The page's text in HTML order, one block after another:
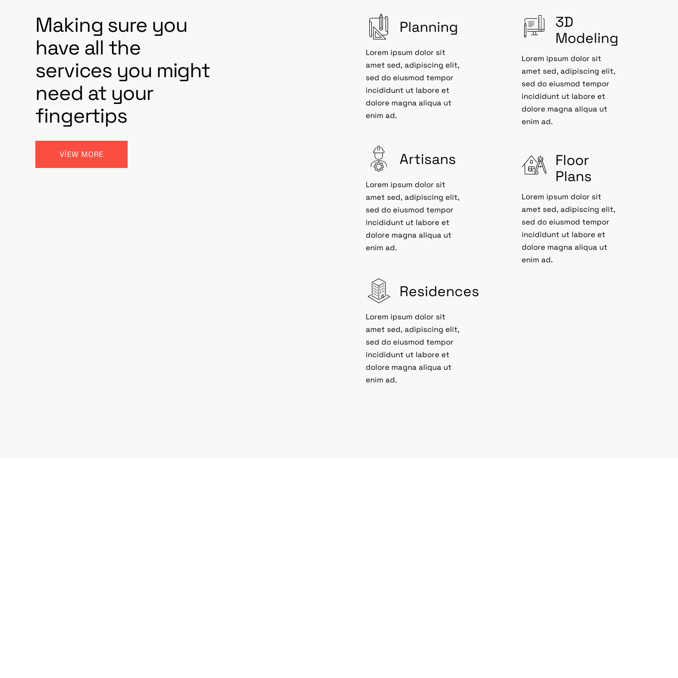
Making sure you
have all the
services you might
need at your
fingertips
VIEW MORE
Planning
Lorem ipsum dolor sit
amet sed, adipiscing elit,
sed do eiusmod tempor
incididunt ut labore et
dolore magna aliqua ut
enim ad.
Artisans
Lorem ipsum dolor sit
amet sed, adipiscing elit,
sed do eiusmod tempor
incididunt ut labore et
dolore magna aliqua ut
enim ad.
Residences
Lorem ipsum dolor sit
amet sed, adipiscing elit,
sed do eiusmod tempor
incididunt ut labore et
dolore magna aliqua ut
enim ad.
3D
Modeling
Lorem ipsum dolor sit
amet sed, adipiscing elit,
sed do eiusmod tempor
incididunt ut labore et
dolore magna aliqua ut
enim ad.
Floor
Plans
Lorem ipsum dolor sit
amet sed, adipiscing elit,
sed do eiusmod tempor
incididunt ut labore et
dolore magna aliqua ut
enim ad.